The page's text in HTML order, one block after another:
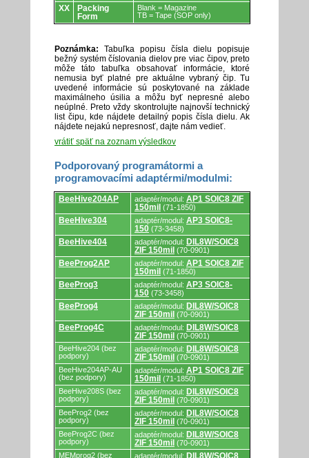
XX
Packing
Form
Blank = Magazine
TB = Tape (SOP only)
Poznámka: Tabuľka popisu čísla dielu popisuje
bežný systém číslovania dielov pre viac čipov, preto
môže táto tabuľka obsahovať informácie, ktoré
nemusia byť platné pre aktuálne vybraný čip. Tu
uvedené informácie sú poskytované na základe
maximálneho úsilia a môžu byť nepresné alebo
neúplné. Preto vždy skontrolujte najnovší technický
list čipu, kde nájdete detailný popis čísla dielu. Ak
nájdete nejakú nepresnosť, dajte nám vedieť.
vrátiť späť na zoznam výsledkov
Podporovaný programátormi a
programovacími adaptérmi/modulmi:
Podporovaný
programátormi
a
programovacími
BeeHive204AP adaptér/modul: AP1 SOIC8 ZIF
150mil (71-1850)
BeeHive304 adaptér/modul: AP3 SOIC8-
150 (73-3458)
BeeHive404 adaptér/modul: DIL8W/SOIC8
ZIF 150mil (70-0901)
BeeProg2AP adaptér/modul: AP1 SOIC8 ZIF
150mil (71-1850)
BeeProg3 adaptér/modul: AP3 SOIC8-
150 (73-3458)
BeeProg4 adaptér/modul: DIL8W/SOIC8
ZIF 150mil (70-0901)
BeeProg4C adaptér/modul: DIL8W/SOIC8
ZIF 150mil (70-0901)
BeeHive204 (bez
podpory)
adaptér/modul: DIL8W/SOIC8
ZIF 150mil (70-0901)
BeeHive204AP-AU
(bez podpory)
adaptér/modul: AP1 SOIC8 ZIF
150mil (71-1850)
BeeHive208S (bez
podpory)
adaptér/modul: DIL8W/SOIC8
ZIF 150mil (70-0901)
BeeProg2 (bez
podpory)
adaptér/modul: DIL8W/SOIC8
ZIF 150mil (70-0901)
BeeProg2C (bez
podpory)
adaptér/modul: DIL8W/SOIC8
ZIF 150mil (70-0901)
MEMprog2 (bez
adaptér/modul: DIL8W/SOIC8